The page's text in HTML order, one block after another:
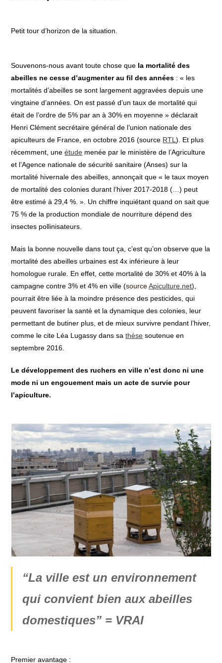
​Petit tour d’horizon de la situation.
Souvenons-nous avant toute chose que la mortalité des
abeilles ne cesse d’augmenter au fil des années : « les
mortalités d’abeilles se sont largement aggravées depuis une
vingtaine d’années. On est passé d’un taux de mortalité qui
était de l’ordre de 5% par an à 30% en moyenne » déclarait
Henri Clément secrétaire général de l’union nationale des
apiculteurs de France, en octobre 2016 (source RTL). Et plus
récemment, uneétude menée par le ministère de l’Agriculture
et l’Agence nationale de sécurité sanitaire (Anses) sur la
mortalité hivernale des abeilles, annonçait que « le taux moyen
de mortalité des colonies durant l’hiver 2017-2018 (…) peut
être estimé à 29,4 %. ». Un chiffre inquiétant quand on sait que
75 % de la production mondiale de nourriture dépend des
insectes pollinisateurs.
Mais la bonne nouvelle dans tout ça, c’est qu’on observe que la
mortalité des abeilles urbaines est 4x inférieure à leur
homologue rurale. En effet, cette mortalité de 30% et 40% à la
campagne contre 3% et 4% en ville (sourceApiculture.net)
pourrait être liée à la moindre présence des pesticides, qui
peuvent favoriser la santé et la dynamique des colonies, leur
permettant de butiner plus, et de mieux survivre pendant l’hiver,
comme le cite Léa Lugassy dans sa thèse soutenue en
septembre 2016.
Le développement des ruchers en ville n’est donc ni une
mode ni un engouement mais un acte de survie pour
l’apiculture.
“La ville est un environnement
qui convient bien aux abeilles
domestiques” = VRAI
Premier avantage :